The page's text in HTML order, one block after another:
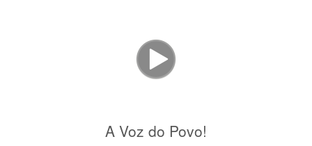
A Voz do Povo!